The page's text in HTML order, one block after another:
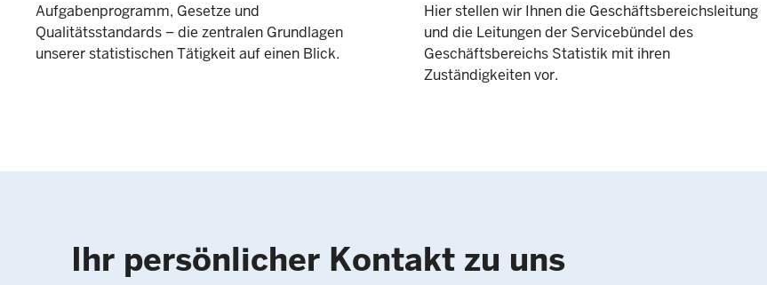
Aufgabenprogramm, Gesetze und
Qualitätsstandards – die zentralen Grundlagen
unserer statistischen Tätigkeit auf einen Blick.
Hier stellen wir Ihnen die Geschäftsbereichsleitung
und die Leitungen der Servicebündel des
Geschäftsbereichs Statistik mit ihren
Zuständigkeiten vor.
Ihr persönlicher Kontakt zu uns